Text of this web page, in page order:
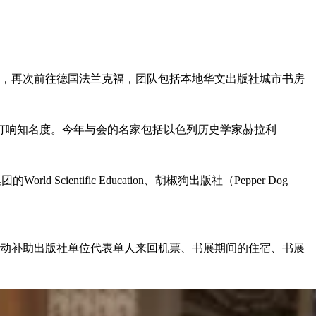
再次前往德国法兰克福，团队包括本地华文出版社城市书房
知名度。今年与会的名家包括以色列历史学家赫拉利
World Scientific Education、胡椒狗出版社（Pepper Dog
补助出版社单位代表单人来回机票、书展期间的住宿、书展